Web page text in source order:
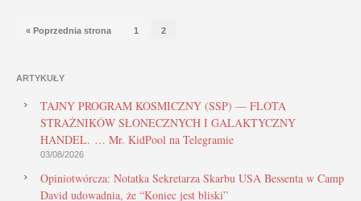
« Poprzednia strona 1 2
ARTYKUŁY
TAJNY PROGRAM KOSMICZNY (SSP) — FLOTA
STRAŻNIKÓW SŁONECZNYCH I GALAKTYCZNY
HANDEL. … Mr. KidPool na Telegramie
03/08/2026
Opiniotwórcza: Notatka Sekretarza Skarbu USA Bessenta w Camp
David udowadnia, że “Koniec jest bliski”